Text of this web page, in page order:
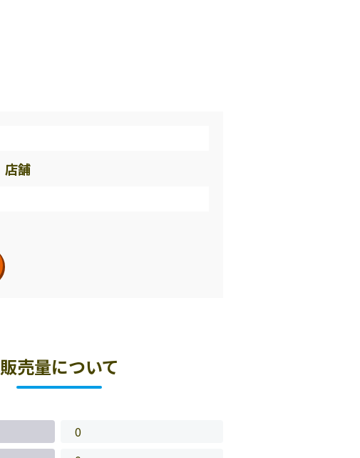
店舗
販売量について
0